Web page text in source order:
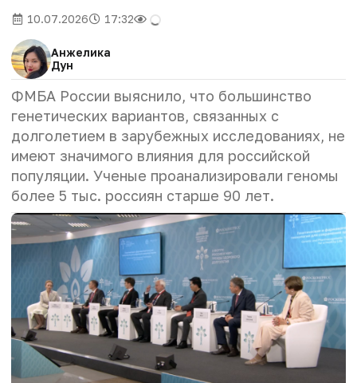
10.07.2026 17:32
Анжелика
Дун
ФМБА России выяснило, что большинство
генетических вариантов, связанных с
долголетием в зарубежных исследованиях, не
имеют значимого влияния для российской
популяции. Ученые проанализировали геномы
более 5 тыс. россиян старше 90 лет.